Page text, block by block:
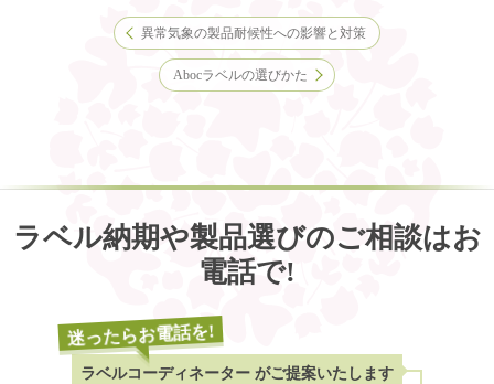
異常気象の製品耐候性への影響と対策
Abocラベルの選びかた
ラベル納期や製品選びのご相談はお
電話で!
迷ったらお電話を!
ラベルコーディネーターがご提案いたします